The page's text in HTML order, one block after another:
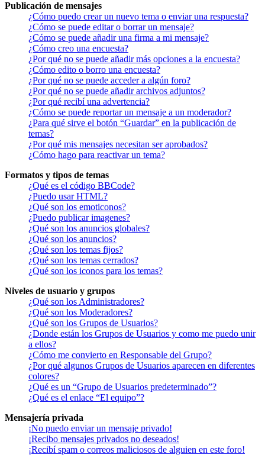
Publicación de mensajes
¿Cómo puedo crear un nuevo tema o enviar una respuesta?
¿Cómo se puede editar o borrar un mensaje?
¿Cómo se puede añadir una firma a mi mensaje?
¿Cómo creo una encuesta?
¿Por qué no se puede añadir más opciones a la encuesta?
¿Cómo edito o borro una encuesta?
¿Por qué no se puede acceder a algún foro?
¿Por qué no se puede añadir archivos adjuntos?
¿Por qué recibí una advertencia?
¿Cómo se puede reportar un mensaje a un moderador?
¿Para qué sirve el botón “Guardar” en la publicación de
temas?
¿Por qué mis mensajes necesitan ser aprobados?
¿Cómo hago para reactivar un tema?
Formatos y tipos de temas
¿Qué es el código BBCode?
¿Puedo usar HTML?
¿Qué son los emoticonos?
¿Puedo publicar imagenes?
¿Qué son los anuncios globales?
¿Qué son los anuncios?
¿Qué son los temas fijos?
¿Qué son los temas cerrados?
¿Qué son los iconos para los temas?
Niveles de usuario y grupos
¿Qué son los Administradores?
¿Qué son los Moderadores?
¿Qué son los Grupos de Usuarios?
¿Donde están los Grupos de Usuarios y como me puedo unir
a ellos?
¿Cómo me convierto en Responsable del Grupo?
¿Por qué algunos Grupos de Usuarios aparecen en diferentes
colores?
¿Qué es un “Grupo de Usuarios predeterminado”?
¿Qué es el enlace “El equipo”?
Mensajería privada
¡No puedo enviar un mensaje privado!
¡Recibo mensajes privados no deseados!
¡Recibí spam o correos maliciosos de alguien en este foro!